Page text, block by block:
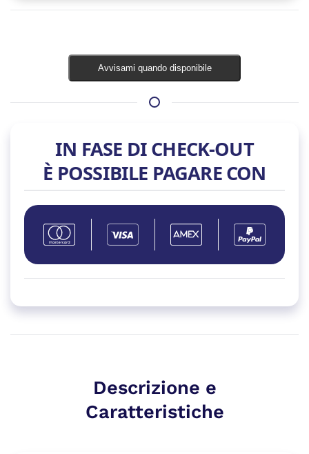
Avvisami quando disponibile
IN FASE DI CHECK-OUT
È POSSIBILE PAGARE CON
Descrizione e
Caratteristiche